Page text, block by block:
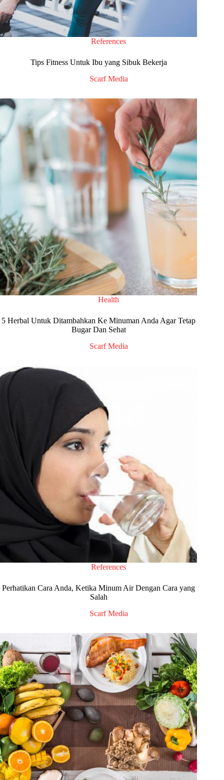
References
Tips Fitness Untuk Ibu yang Sibuk Bekerja
Scarf Media
Health
5 Herbal Untuk Ditambahkan Ke Minuman Anda Agar Tetap
Bugar Dan Sehat
Scarf Media
References
Perhatikan Cara Anda, Ketika Minum Air Dengan Cara yang
Salah
Scarf Media